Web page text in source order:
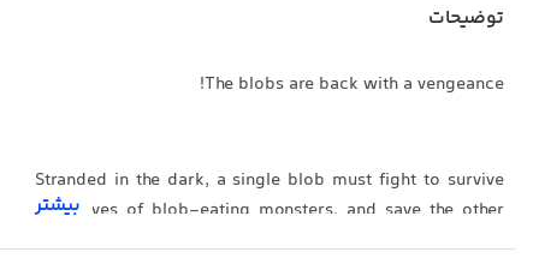
توضیحات
The blobs are back with a vengeance!
Stranded in the dark, a single blob must fight to survive
the waves of blob-eating monsters, and save the other
بیشتر